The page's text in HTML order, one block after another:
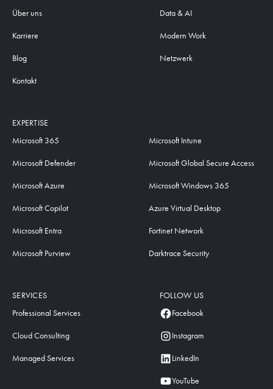
Über uns
Karriere
Blog
Kontakt
Data & AI
Modern Work
Netzwerk
SERVICES
Professional Services
Cloud Consulting
Managed Services
EXPERTISE
Microsoft 365
Microsoft Defender
Microsoft Azure
Microsoft Copilot
Microsoft Entra
Microsoft Purview
Microsoft Intune
Microsoft Global Secure Access
Microsoft Windows 365
Azure Virtual Desktop
Fortinet Network
Darktrace Security
FOLLOW US
Facebook
Instagram
LinkedIn
YouTube